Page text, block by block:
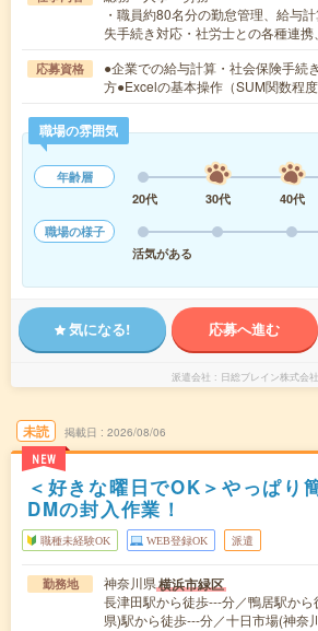
・職員約80名分の勤怠管理、給与
失手続き対応・社労士との各種連
応募資格
●企業での給与計算・社会保険手続
方●Excelの基本操作（SUM関数程
職場の雰囲気
年齢層
20代
30代 40代
職場の様子
活気がある
気になる! 応募へ進む
派遣会社 日総ブレイン株式会社
未読
NEW
掲載日 2026/08/06
＜好きな曜日でOK＞やっぱり
DMの封入作業！
職種未経験OK WEB登録OK 派遣
勤務地 神奈川県横浜市緑区
長津田駅から徒歩---分／鴨居駅か
県)駅から徒歩---分／十日市場(神奈